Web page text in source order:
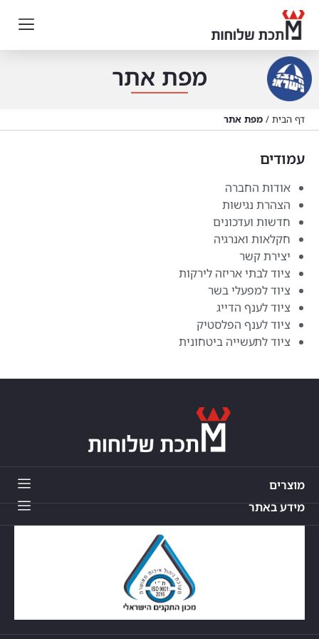
מפת אתר
דף הבית / מפת אתר
עמודים
אודות החברה
הצהרת נגישות
חדשות ועדכונים
חקלאות ואנרגיה
יצירת קשר
ציוד לבתי אריזה לירקות
ציוד למפעלי בשר
ציוד לענף הדייג
ציוד לענף הפלסטיק
ציוד לתעשייה ביטחונית
מוצרים
מידע באתר